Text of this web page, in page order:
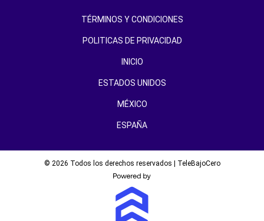
TÉRMINOS Y CONDICIONES
POLITICAS DE PRIVACIDAD
INICIO
ESTADOS UNIDOS
MÉXICO
ESPAÑA
© 2026 Todos los derechos reservados | TeleBajoCero